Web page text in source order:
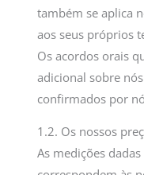
também se aplica
aos seus próprios
Os acordos orais
adicional sobre
confirmados por
1.2. Os nossos
As medições